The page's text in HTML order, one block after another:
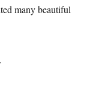
many beautiful